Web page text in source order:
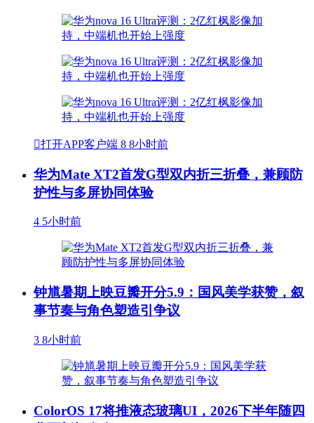
打开APP客户端 8 8小时前
华为Mate XT2首发G型双内折三折叠，兼顾防
护性与多屏协同体验
4 5小时前
钟馗暑期上映豆瓣开分5.9：国风美学获赞，叙
事节奏与角色塑造引争议
3 8小时前
ColorOS 17将推液态玻璃UI，2026下半年随四